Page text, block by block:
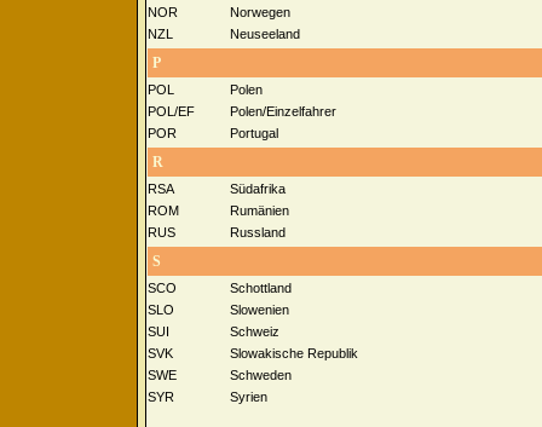
NOR
Norwegen
NZL
Neuseeland
P
POL
Polen
POL/EF
Polen/Einzelfahrer
POR
Portugal
R
RSA
Südafrika
ROM
Rumänien
RUS
Russland
S
SCO
Schottland
SLO
Slowenien
SUI
Schweiz
SVK
Slowakische Republik
SWE
Schweden
SYR
Syrien